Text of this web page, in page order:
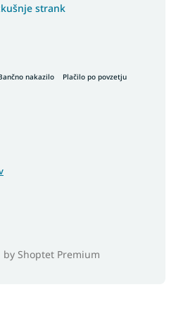
strank
nakazilo Plačilo po povzetju
by Shoptet Premium